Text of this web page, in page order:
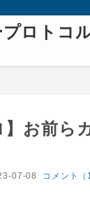
ロトコ
】お前ら
07-08 コメント（